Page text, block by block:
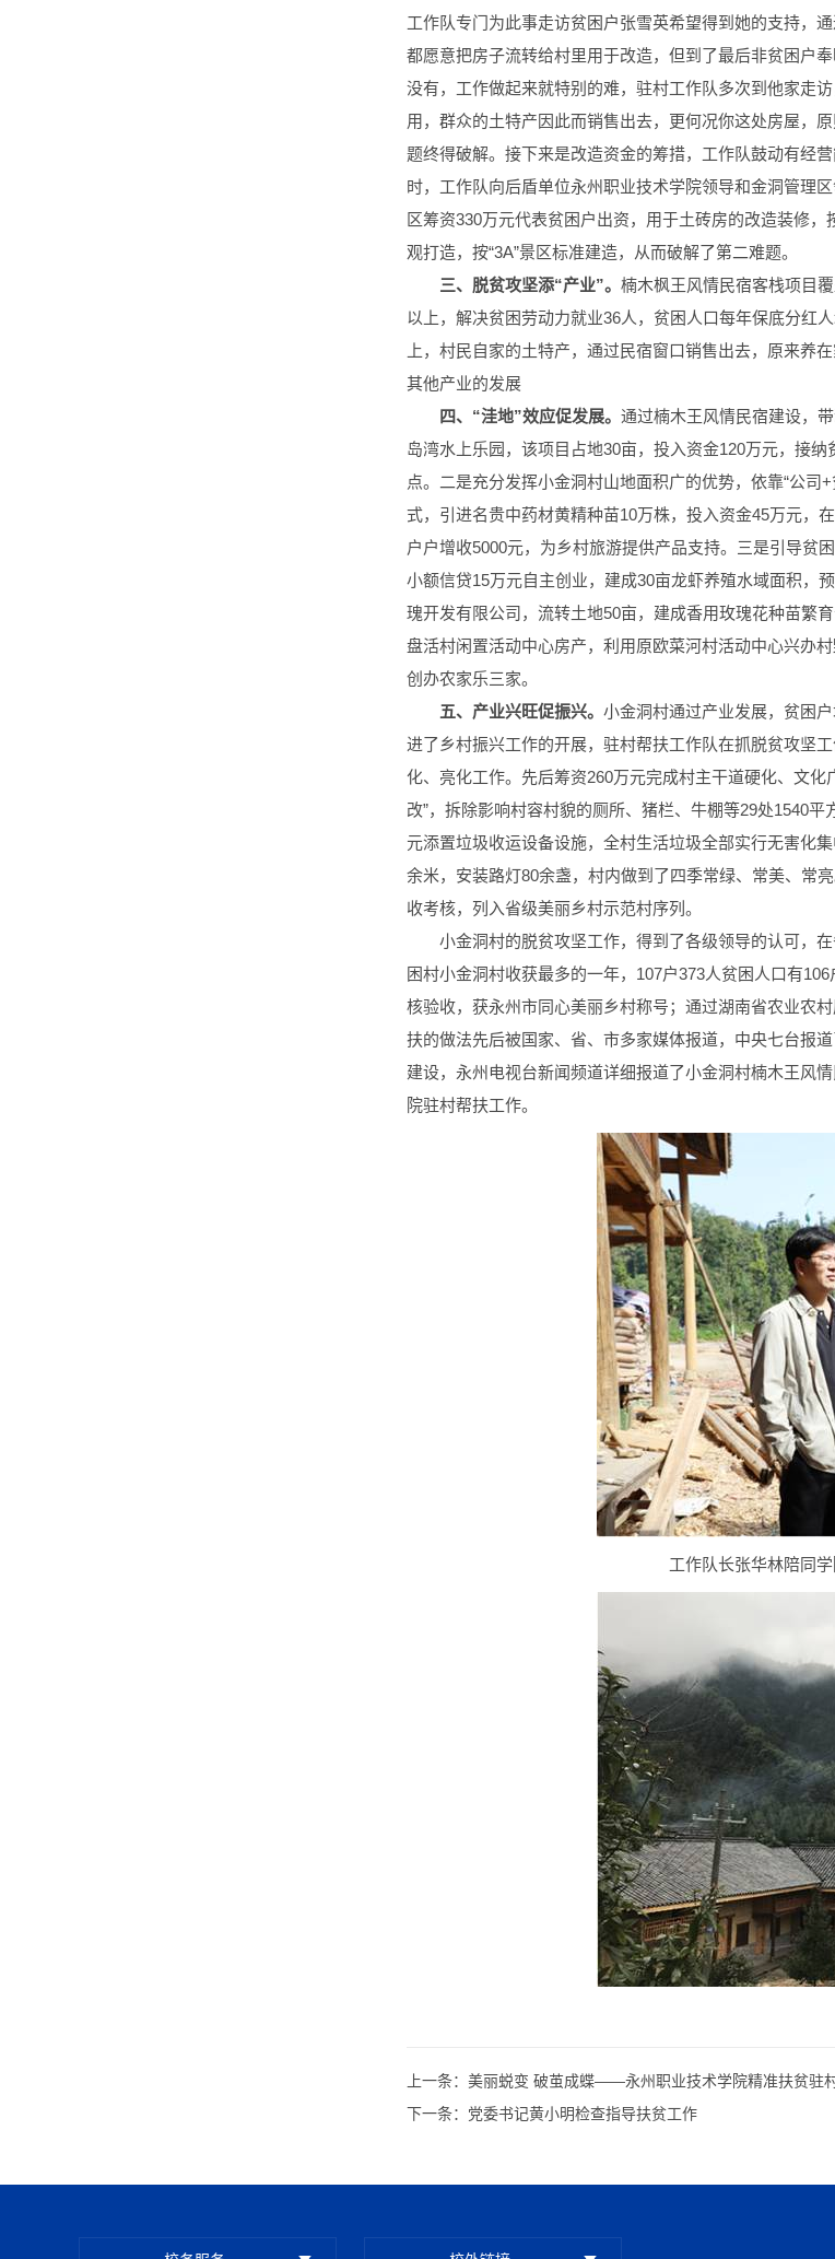
工作队专门为此事走访贫困户张雪英希望得到她的支持，
都愿意把房子流转给村里用于改造，但到了最后非贫困户
没有，工作做起来就特别的难，驻村工作队多次到他家走
用，群众的土特产因此而销售出去，更何况你这处房屋，
题终得破解。接下来是改造资金的筹措，工作队鼓动有经
时，工作队向后盾单位永州职业技术学院领导和金洞管理
区筹资330万元代表贫困户出资，用于土砖房的改造装修
观打造，按“3A”景区标准建造，从而破解了第二难题。
三、脱贫攻坚添“产业”。 楠木枫王风情民宿客栈项目
以上，解决贫困劳动力就业36人，贫困人口每年保底分红
上，村民自家的土特产，通过民宿窗口销售出去，原来养
其他产业的发展
四、“洼地”效应促发展。 通过楠木王风情民宿建设，
岛湾水上乐园，该项目占地30亩，投入资金120万元，接
点。二是充分发挥小金洞村山地面积广的优势，依靠“公
式，引进名贵中药材黄精种苗10万株，投入资金45万元，
户户增收5000元，为乡村旅游提供产品支持。三是引导贫
小额信贷15万元自主创业，建成30亩龙虾养殖水域面积，
瑰开发有限公司，流转土地50亩，建成香用玫瑰花种苗繁
盘活村闲置活动中心房产，利用原欧菜河村活动中心兴办
创办农家乐三家。
五、产业兴旺促振兴。 小金洞村通过产业发展，贫困
进了乡村振兴工作的开展，驻村帮扶工作队在抓脱贫攻坚
化、亮化工作。先后筹资260万元完成村主干道硬化、文
改”，拆除影响村容村貌的厕所、猪栏、牛棚等29处1540
元添置垃圾收运设备设施，全村生活垃圾全部实行无害化
余米，安装路灯80余盏，村内做到了四季常绿、常美、常
收考核，列入省级美丽乡村示范村序列。
小金洞村的脱贫攻坚工作，得到了各级领导的认可，
困村小金洞村收获最多的一年，107户373人贫困人口有
核验收，获永州市同心美丽乡村称号；通过湖南省农业农
扶的做法先后被国家、省、市多家媒体报道，中央七台报
建设，永州电视台新闻频道详细报道了小金洞村楠木王风
院驻村帮扶工作。
工作队长张华林陪同
上一条： 美丽蜕变 破茧成蝶——永州职业技术学院精准扶贫驻
下一条： 党委书记黄小明检查指导扶贫工作